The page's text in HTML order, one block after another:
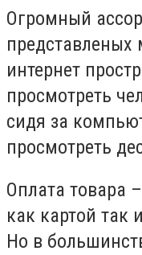
Огромный
представленых
интернет
просмотреть
сидя за
просмотреть
Оплата товара
как картой так
Но в